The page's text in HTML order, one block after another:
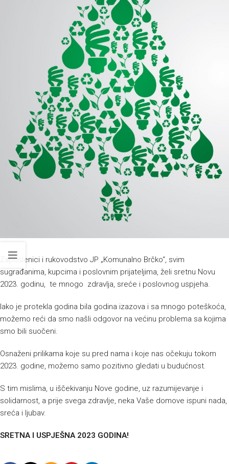
Zaposlenici i rukovodstvo JP „Komunalno Brčko“, svim
sugrađanima, kupcima i poslovnim prijateljima, želi sretnu Novu
2023. godinu, te mnogo zdravlja, sreće i poslovnog uspjeha.
Iako je protekla godina bila godina izazova i sa mnogo poteškoća,
možemo reći da smo našli odgovor na većinu problema sa kojima
smo bili suočeni.
Osnaženi prilikama koje su pred nama i koje nas očekuju tokom
2023. godine, možemo samo pozitivno gledati u budućnost.
S tim mislima, u iščekivanju Nove godine, uz razumijevanje i
solidarnost, a prije svega zdravlje, neka Vaše domove ispuni nada,
sreća i ljubav.
SRETNA I USPJEŠNA 2023 GODINA!